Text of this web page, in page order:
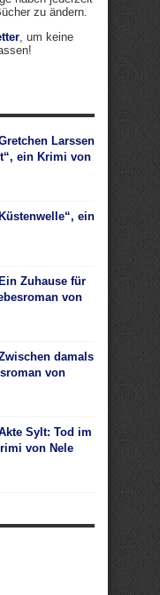
zu ändern.
, um keine
Larssen
ein Krimi von
ein
Zuhause für
von
damals
von
Sylt: Tod im
von Nele